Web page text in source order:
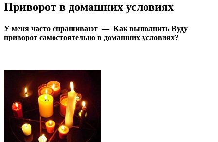
Приворот в домашних условиях
У меня часто спрашивают — Как выполнить Вуду
приворот самостоятельно в домашних условиях?